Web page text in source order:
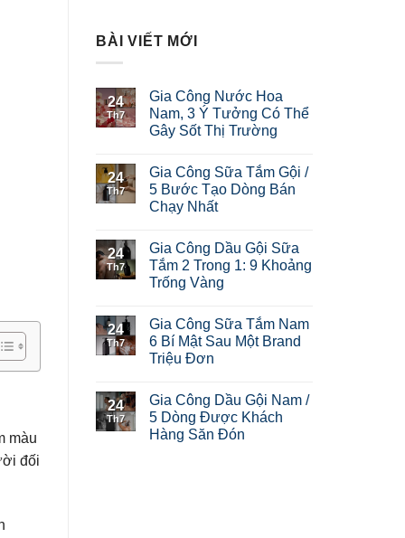
BÀI VIẾT MỚI
24
Th7
Gia Công Nước Hoa
Nam, 3 Ý Tưởng Có Thể
Gây Sốt Thị Trường
24
Th7
Gia Công Sữa Tắm Gội /
5 Bước Tạo Dòng Bán
Chạy Nhất
24
Th7
Gia Công Dầu Gội Sữa
Tắm 2 Trong 1: 9 Khoảng
Trống Vàng
24
Th7
Gia Công Sữa Tắm Nam
6 Bí Mật Sau Một Brand
Triệu Đơn
24
Th7
Gia Công Dầu Gội Nam /
5 Dòng Được Khách
Hàng Săn Đón
màu
đối